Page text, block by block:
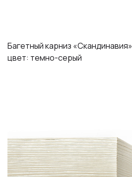
Багетный карниз «Скандинавия»
цвет: темно-серый